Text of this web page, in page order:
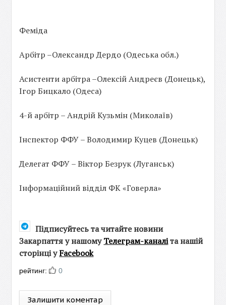
Феміда
Арбітр –Олександр Дердо (Одеська обл.)
Асистенти арбітра –Олексій Андреєв (Донецьк),
Ігор Бицкало (Одеса)
4-й арбітр – Андрій Кузьмін (Миколаїв)
Інспектор ФФУ – Володимир Куцев (Донецьк)
Делегат ФФУ – Віктор Безрук (Луганськ)
Інформаційний відділ ФК «Говерла»
Підписуйтесь та читайте новини
Закарпаття у нашомуТелеграм-каналіта нашій
сторінці уFacebook
рейтинг: 0
Залишити коментар